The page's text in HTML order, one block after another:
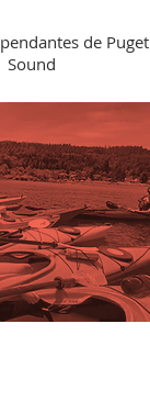
de Puget
Sound